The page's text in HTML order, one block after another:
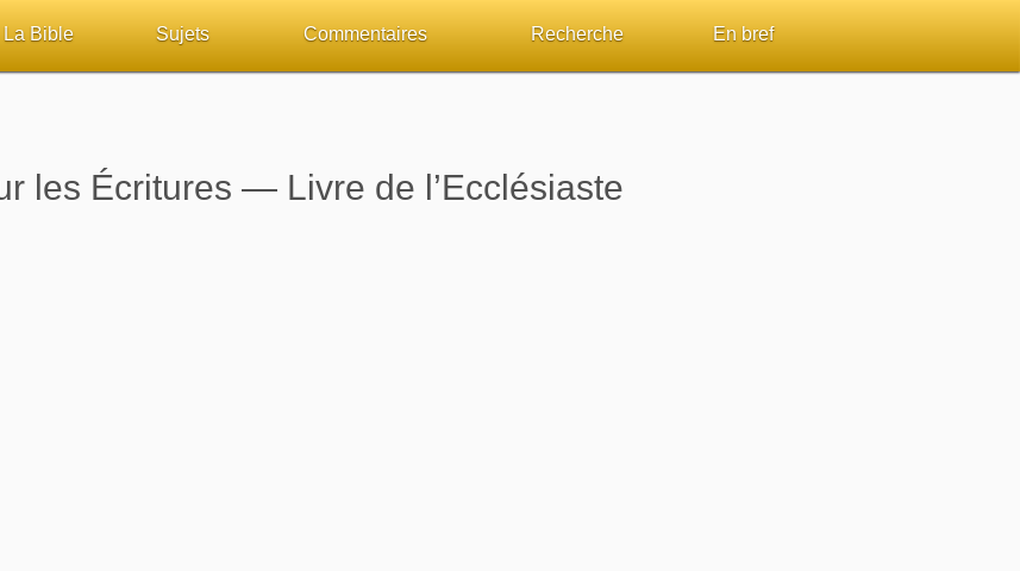
La Bible Sujets Commentaires Recherche En bref
les Écritures — Livre de l’Ecclésiaste